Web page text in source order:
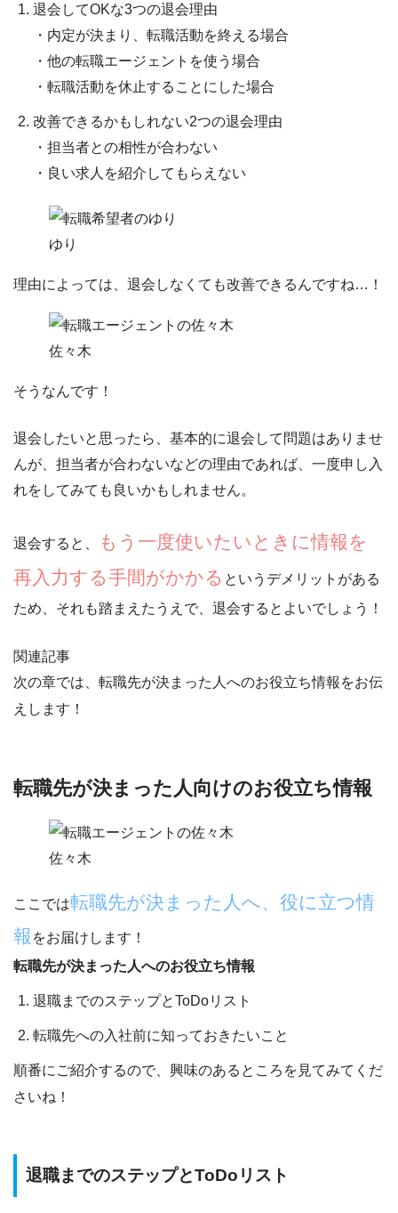
退会してOKな3つの退会理由
・内定が決まり、転職活動を終える場合
・他の転職エージェントを使う場合
・転職活動を休止することにした場合
改善できるかもしれない2つの退会理由
・担当者との相性が合わない
・良い求人を紹介してもらえない
ゆり
理由によっては、退会しなくても改善できるんですね…！
佐々木
そうなんです！
退会したいと思ったら、基本的に退会して問題はありませ
んが、 担当者が合わないなどの理由であれば、一度申し入
れをしてみても良いかもしれません。
退会すると、
もう一度使いたいときに情報を
再入力する手間がかかる というデメリットがある
ため、それも踏まえたうえで、退会するとよいでしょう！
関連記事
次の章では、転職先が決まった人へのお役立ち情報をお伝
えします！
転職先が決まった人向けのお役立ち情報
佐々木
ここでは転職先が決まった人へ、役に立つ情
報 をお届けします！
転職先が決まった人へのお役立ち情報
退職までのステップとToDoリスト
転職先への入社前に知っておきたいこと
順番にご紹介するので、興味のあるところを見てみてくだ
さいね！
退職までのステップとToDoリスト